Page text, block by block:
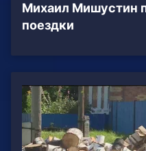
Михаил Мишустин
поездки